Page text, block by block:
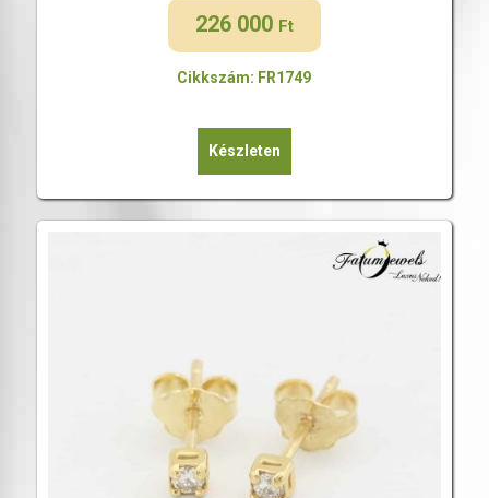
226 000 Ft
Cikkszám: FR1749
Készleten